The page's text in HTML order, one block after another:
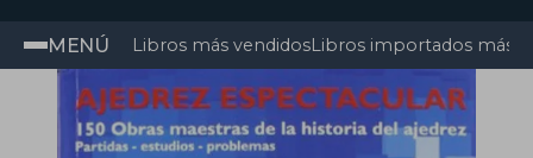
MENÚ Libros más vendidosLibros importados más